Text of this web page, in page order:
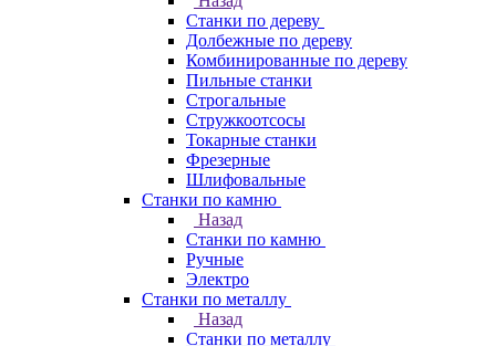
Станки по дереву
Долбежные по дереву
Комбинированные по дереву
Пильные станки
Строгальные
Стружкоотсосы
Токарные станки
Фрезерные
Шлифовальные
Станки по камню
Назад
Станки по камню
Ручные
Электро
Станки по металлу
Назад
Станки по металлу